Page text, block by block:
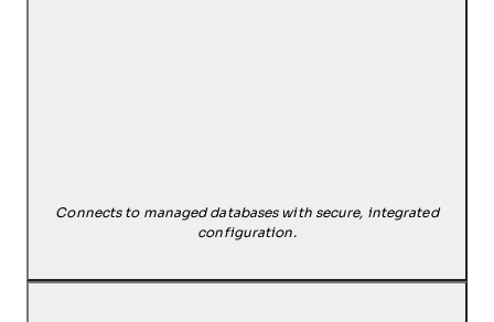
Connects to managed databases with secure, integrated
configuration.